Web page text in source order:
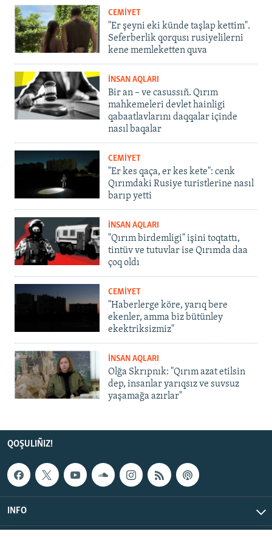
CEMİYET
"Er şeyni eki künde taşlap kettim".
Seferberlik qorqusı rusiyelilerni
kene memleketten quva
İNSAN AQLARI
Bir an – ve casussıñ. Qırım
mahkemeleri devlet hainligi
qabaatlavlarını daqqalar içinde
nasıl baqalar
CEMİYET
"Er kes qaça, er kes kete": cenk
Qırımdaki Rusiye turistlerine nasıl
barıp yetti
İNSAN AQLARI
"Qırım birdemligi" işini toqtattı,
tintüv ve tutuvlar ise Qırımda daa
çoq oldı
CEMİYET
"Haberlerge köre, yarıq bere
ekenler, amma biz bütünley
ekektriksizmiz"
İNSAN AQLARI
Olğa Skrıpnık: "Qırım azat etilsin
dep, insanlar yarıqsız ve suvsuz
yaşamağa azırlar"
QOŞULIÑIZ!
INFO